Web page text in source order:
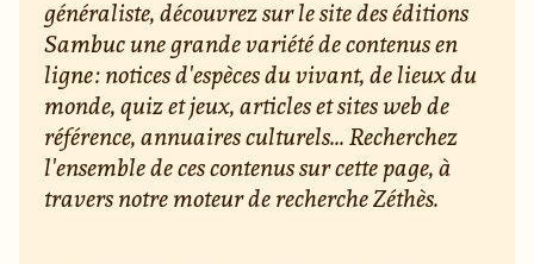
généraliste, découvrez sur le site des éditions
Sambuc une grande variété de contenus en
ligne : notices d'espèces du vivant, de lieux du
monde, quiz et jeux, articles et sites web de
référence, annuaires culturels... Recherchez
l'ensemble de ces contenus sur cette page, à
travers notre moteur de recherche Zéthès.